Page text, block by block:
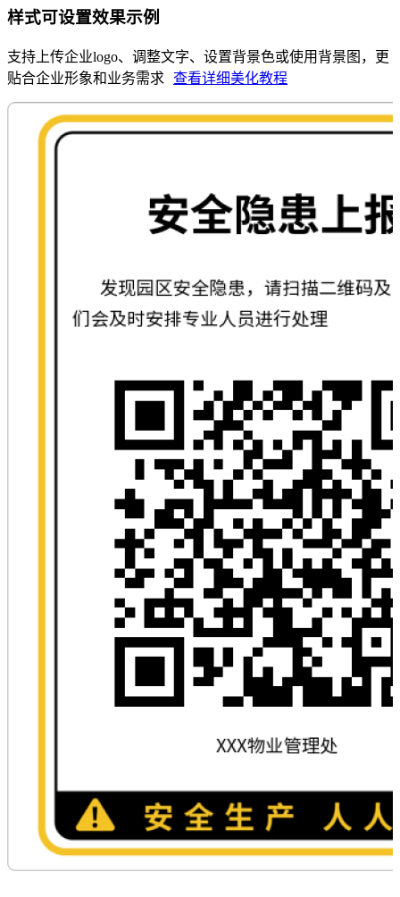
样式可设置效果示例
支持上传企业logo、调整文字、设置背景色或使用背景图，更
贴合企业形象和业务需求
查看详细美化教程